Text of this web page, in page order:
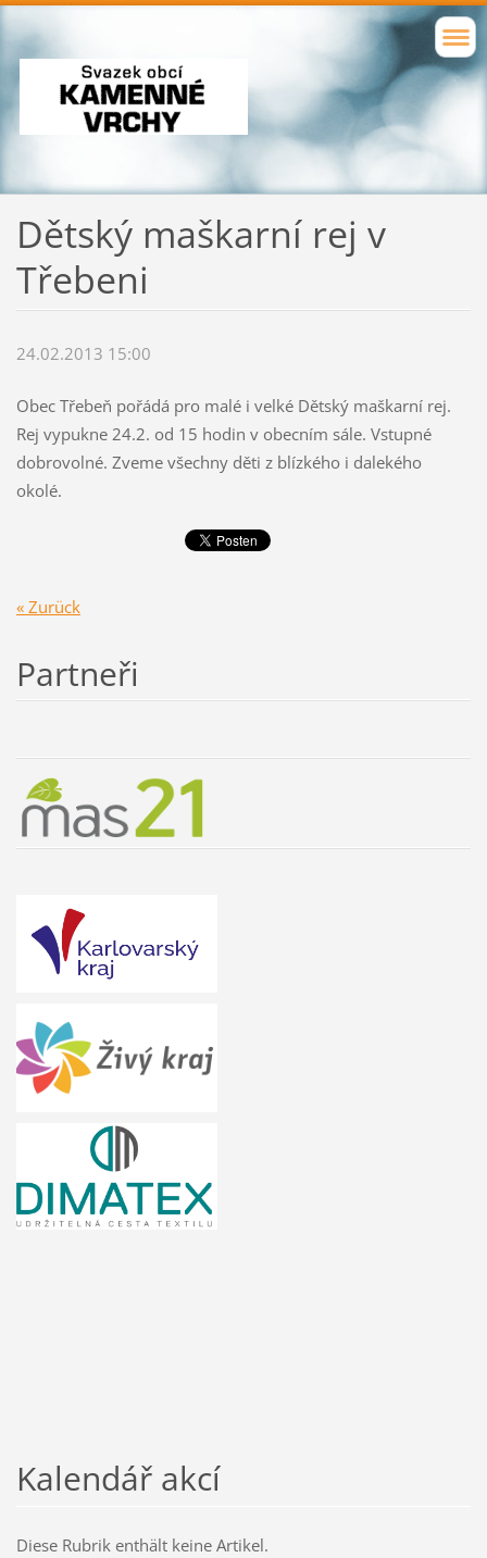
Dětský maškarní rej v
Třebeni
24.02.2013 15:00
Obec Třebeň pořádá pro malé i velké Dětský maškarní rej.
Rej vypukne 24.2. od 15 hodin v obecním sále. Vstupné
dobrovolné. Zveme všechny děti z blízkého i dalekého
okolé.
« Zurück
Partneři
Kalendář akcí
Diese Rubrik enthält keine Artikel.